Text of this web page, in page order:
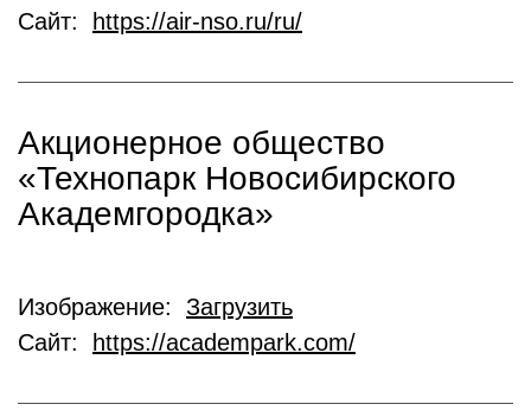
Сайт:
https://air-nso.ru/ru/
Акционерное общество
«Технопарк Новосибирского
Академгородка»
Изображение: Загрузить
Сайт:
https://academpark.com/